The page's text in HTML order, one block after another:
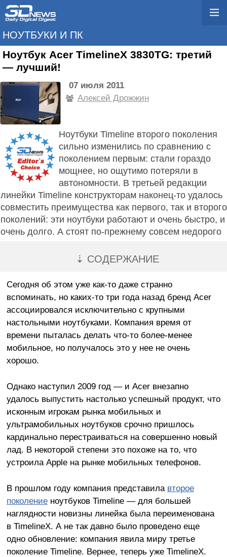
НОУТБУКИ И ПК
Ноутбук Acer TimelineX 3830TG: третий
— лучший!
07 июля 2011
Алексей Дрожжин
Ноутбуки Timeline второго поколения
сильно изменились по сравнению с
поколением первым: стали гораздо
мощнее, но ощутимо потеряли в
автономности. В третьей редакции
линейки Timeline конструкторам наконец-то удалось
совместить преимущества как первого, так и второго
поколений: эти ноутбуки работают и очень быстро, и
очень долго. А стоят по-прежнему совсем недорого
⇣ СОДЕРЖАНИЕ
Сегодня об этом уже как-то даже странно
вспоминать, но каких-то три года назад бренд Acer
ассоциировался исключительно с крупными
настольными ноутбуками. Компания время от
времени пыталась делать что-то более-менее
мобильное, но получалось это у нее не очень
хорошо.
Однако наступил 2009 год — и Acer внезапно
удалось выпустить настолько успешный продукт, что
исконным игрокам рынка мобильных и
ультрамобильных ноутбуков срочно пришлось
кардинально перестраиваться на совершенно новый
лад. В некоторой степени это похоже на то, что
устроила Apple на рынке мобильных телефонов.
В прошлом году компания представила второе
поколениеноутбуков Timeline — для большей
наглядности новизны линейка была переименована
в TimelineX. А не так давно было проведено еще
одно обновление: компания явила миру третье
поколение Timeline. Вернее, теперь уже TimelineX.